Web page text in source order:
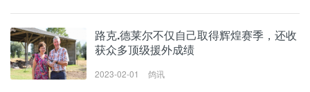
路克.德莱尔不仅自己取得辉煌赛季，还收
获众多顶级援外成绩
2023-02-01 鸽讯